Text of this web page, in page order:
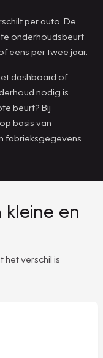
per auto. De
onderhoudsbeurt
eens per twee jaar.
dashboard of
nodig is.
beurt? Bij
basis van
fabrieksgegevens
kleine en
het verschil is